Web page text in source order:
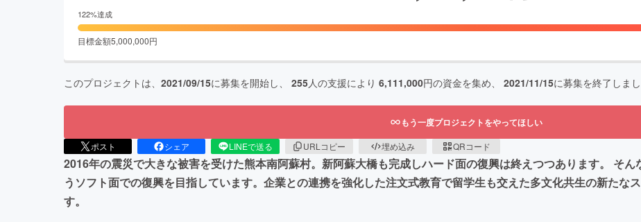
122%達成
目標金額5,000,000円
このプロジェクトは、 2021/09/15に募集を開始し、 255人の支援により 6,111,000円の資金を集め、 2021/11/15に募集を終了しま
もう一度プロジェクトをやってほしい
ポスト シェア LINEで送る URLコピー 埋め込み QRコード
2016年の震災で大きな被害を受けた熊本南阿蘇村。新阿蘇大橋も完成しハード面の復興は終えつつあります。 そ
うソフト面での復興を目指しています。企業との連携を強化した注文式教育で留学生も交えた多文化共生の新たな
す。